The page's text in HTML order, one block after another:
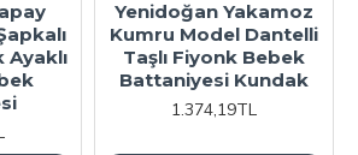
Yenidoğan Yakamoz
Kumru Model Dantelli
Taşlı Fiyonk Bebek
Battaniyesi Kundak
1.374,19TL
Erkek